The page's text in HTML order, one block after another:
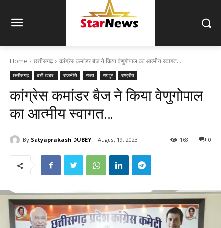
Home छत्तीसगढ़ कांग्रेस कमांडर बैज ने किया वेणुगोपाल का आत्मीय स्वागत...
छत्तीसगढ़ बड़ी खबर राजनीति राज्य रायपुर राष्ट्रीय
कांग्रेस कमांडर बैज ने किया वेणुगोपाल
का आत्मीय स्वागत…
By Satyaprakash DUBEY August 19, 2023 0
168